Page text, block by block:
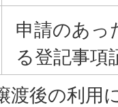
申請のあっ
る登記事項
渡後の利用